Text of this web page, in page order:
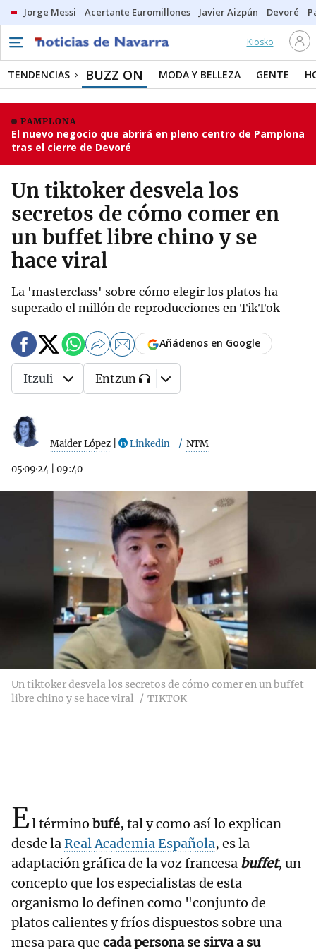
Jorge Messi Acertante Euromillones Javier Aizpún Devoré
Kiosko
TENDENCIAS BUZZ ON MODA Y BELLEZA GENTE
PAMPLONA
El nuevo negocio que abrirá en pleno centro de Pamplona
tras el cierre de Devoré
Un tiktoker desvela los
secretos de cómo comer en
un buffet libre chino y se
hace viral
La 'masterclass' sobre cómo elegir los platos ha
superado el millón de reproducciones en TikTok
Maider López Linkedin NTM
05·09·24 09:40
Añádenos en Google
Itzuli Entzun
Un tiktoker desvela los secretos de cómo comer en un buffet
libre chino y se hace viral
TIKTOK
El término bufé, tal y como así lo explican
desde laReal Academia Española, es la
adaptación gráfica de la voz francesa buffet, un
concepto que los especialistas de esta
organismo lo definen como "conjunto de
platos calientes y fríos dispuestos sobre una
mesa para que cada persona se sirva a su